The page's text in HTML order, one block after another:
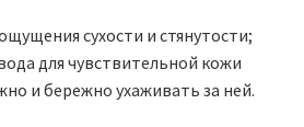
сухости и стянутости;
для чувствительной кожи
и бережно ухаживать за ней.